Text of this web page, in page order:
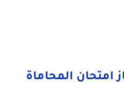
امتحان المحاماة